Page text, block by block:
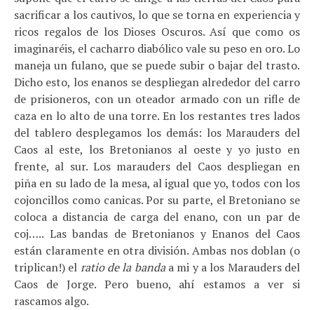
sacrificar a los cautivos, lo que se torna en experiencia y
ricos regalos de los Dioses Oscuros. Así que como os
imaginaréis, el cacharro diabólico vale su peso en oro. Lo
maneja un fulano, que se puede subir o bajar del trasto.
Dicho esto, los enanos se despliegan alrededor del carro
de prisioneros, con un oteador armado con un rifle de
caza en lo alto de una torre. En los restantes tres lados
del tablero desplegamos los demás: los Marauders del
Caos al este, los Bretonianos al oeste y yo justo en
frente, al sur. Los marauders del Caos despliegan en
piña en su lado de la mesa, al igual que yo, todos con los
cojoncillos como canicas. Por su parte, el Bretoniano se
coloca a distancia de carga del enano, con un par de
coj….. Las bandas de Bretonianos y Enanos del Caos
están claramente en otra división. Ambas nos doblan (o
triplican!) el ratio de la bandaa mi y a los Marauders del
Caos de Jorge. Pero bueno, ahí estamos a ver si
rascamos algo.